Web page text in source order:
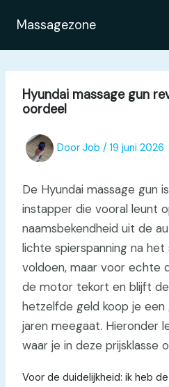
naar
inhoud
Massagezone
Hyundai massage gun
oordeel
Door Job / 19 juni 2026
De Hyundai massage gun
instapper die vooral leunt
naamsbekendheid uit de
lichte spierspanning na
voldoen, maar voor echte
de motor tekort en blijft
hetzelfde geld koop je
jaren meegaat. Hieronder
waar je in deze prijsklasse
Voor de duidelijkheid: ik heb